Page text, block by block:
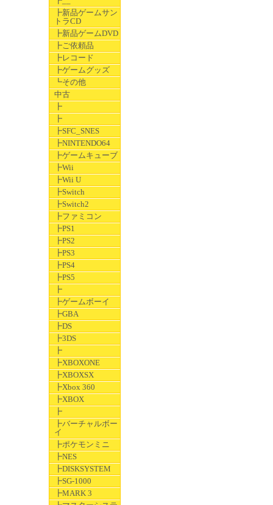
┣新品ゲームサン
トラCD
┣新品ゲームDVD
┣ご依頼品
┣レコード
┣ゲームグッズ
┗その他
中古
┣
┣
┣SFC_SNES
┣NINTENDO64
┣ゲームキューブ
┣Wii
┣Wii U
┣Switch
┣Switch2
┣ファミコン
┣PS1
┣PS2
┣PS3
┣PS4
┣PS5
┣
┣ゲームボーイ
┣GBA
┣DS
┣3DS
┣
┣XBOXONE
┣XBOXSX
┣Xbox 360
┣XBOX
┣
┣バーチャルボー
イ
┣ポケモンミニ
┣NES
┣DISKSYSTEM
┣SG-1000
┣MARK 3